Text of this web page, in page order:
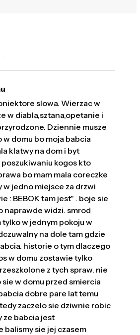
slowa. Wierzac w
w diabla,sztana,opetanie i
Dziennie musze
domu bo moja babcia
klatwy na dom i byt
kogos kto
bo mam mala coreczke
jedno miejsce za drzwi
: BEBOK tam jest" . boje sie
naprawde widzi. smrod
w jednym pokoju w
na dole tam gdzie
historie o tym dlaczego
w domu zostawie tylko
z tych spraw. nie
w domu przed smiercia
dobre pare lat temu
zaczelo sie dziwnie robic
ze babcia jest
balismy sie jej czasem